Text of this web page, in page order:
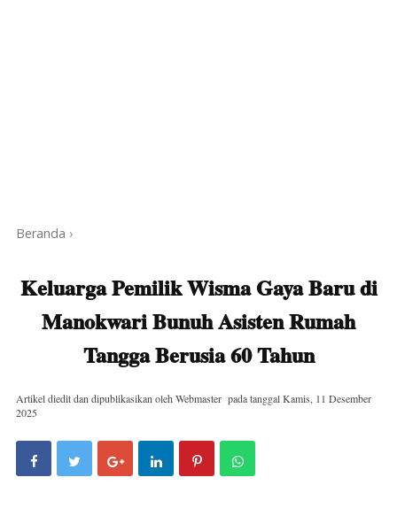
Beranda ›
Keluarga Pemilik Wisma Gaya Baru di
Manokwari Bunuh Asisten Rumah
Tangga Berusia 60 Tahun
Artikel diedit dan dipublikasikan oleh Webmaster pada tanggalKamis, 11 Desember
2025